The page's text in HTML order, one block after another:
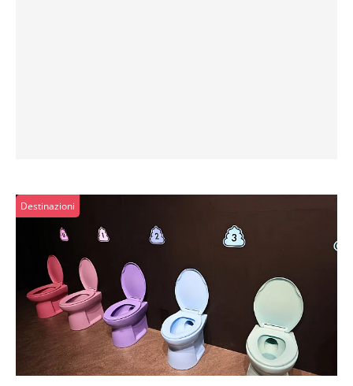
Destinazioni